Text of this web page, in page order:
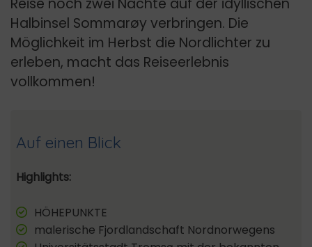
Reise noch zwei Nächte auf der idyllischen
Halbinsel Sommarøy verbringen. Die
Möglichkeit im Herbst die Nordlichter zu
erleben, macht das Reiseerlebnis
vollkommen!
Auf einen Blick
Highlights:
HÖHEPUNKTE
malerische Fjordlandschaft Nordnorwegens